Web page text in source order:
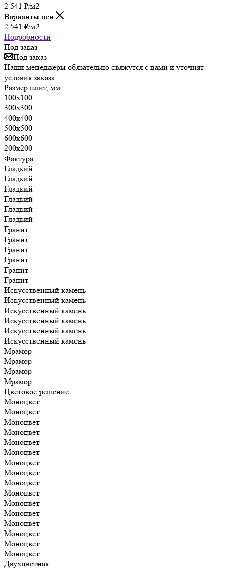
2 541 ₽/м2
Варианты цен
2 541 ₽/м2
Подробности
Под заказ
Под заказ
Наши менеджеры обязательно свяжутся с вами и уточнят
условия заказа
Размер плит, мм
100х100
300х300
400х400
500х500
600х600
200х200
Фактура
Гладкий
Гладкий
Гладкий
Гладкий
Гладкий
Гладкий
Гранит
Гранит
Гранит
Гранит
Гранит
Гранит
Искусственный камень
Искусственный камень
Искусственный камень
Искусственный камень
Искусственный камень
Искусственный камень
Мрамор
Мрамор
Мрамор
Мрамор
Цветовое решение
Моноцвет
Моноцвет
Моноцвет
Моноцвет
Моноцвет
Моноцвет
Моноцвет
Моноцвет
Моноцвет
Моноцвет
Моноцвет
Моноцвет
Моноцвет
Моноцвет
Моноцвет
Моноцвет
Двухцветная